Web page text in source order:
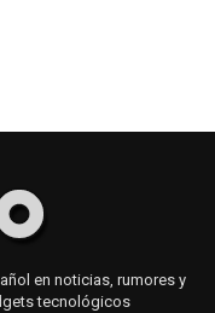
en noticias, rumores y
tecnológicos